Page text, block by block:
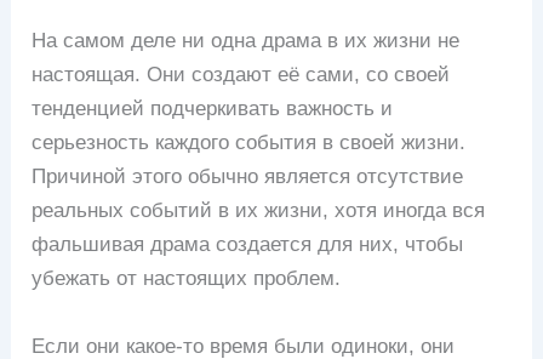
На самом деле ни одна драма в их жизни не
настоящая. Они создают её сами, со своей
тенденцией подчеркивать важность и
серьезность каждого события в своей жизни.
Причиной этого обычно является отсутствие
реальных событий в их жизни, хотя иногда вся
фальшивая драма создается для них, чтобы
убежать от настоящих проблем.
Если они какое-то время были одиноки, они